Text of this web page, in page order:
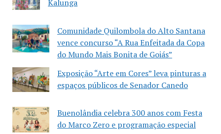
Kalunga
Comunidade Quilombola do Alto Santana
vence concurso “A Rua Enfeitada da Copa
do Mundo Mais Bonita de Goiás”
Exposição “Arte em Cores” leva pinturas a
espaços públicos de Senador Canedo
Buenolândia celebra 300 anos com Festa
do Marco Zero e programação especial